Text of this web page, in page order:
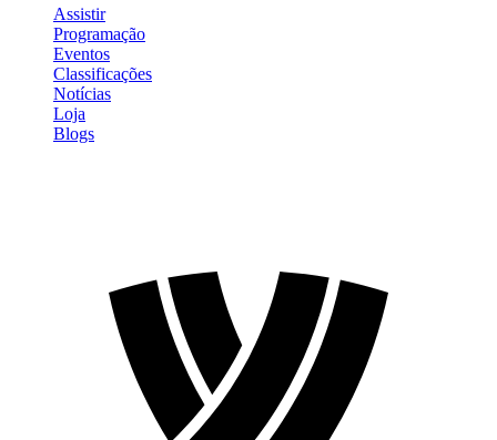
Assistir
Programação
Eventos
Classificações
Notícias
Loja
Blogs